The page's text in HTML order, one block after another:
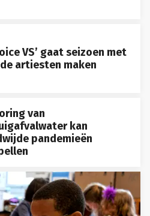
VS’ gaat seizoen met
artiesten maken
van
kan
pandemieën